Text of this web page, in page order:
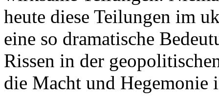
heute diese Teilungen im
eine so dramatische
Rissen in der
die Macht und Hegemonie